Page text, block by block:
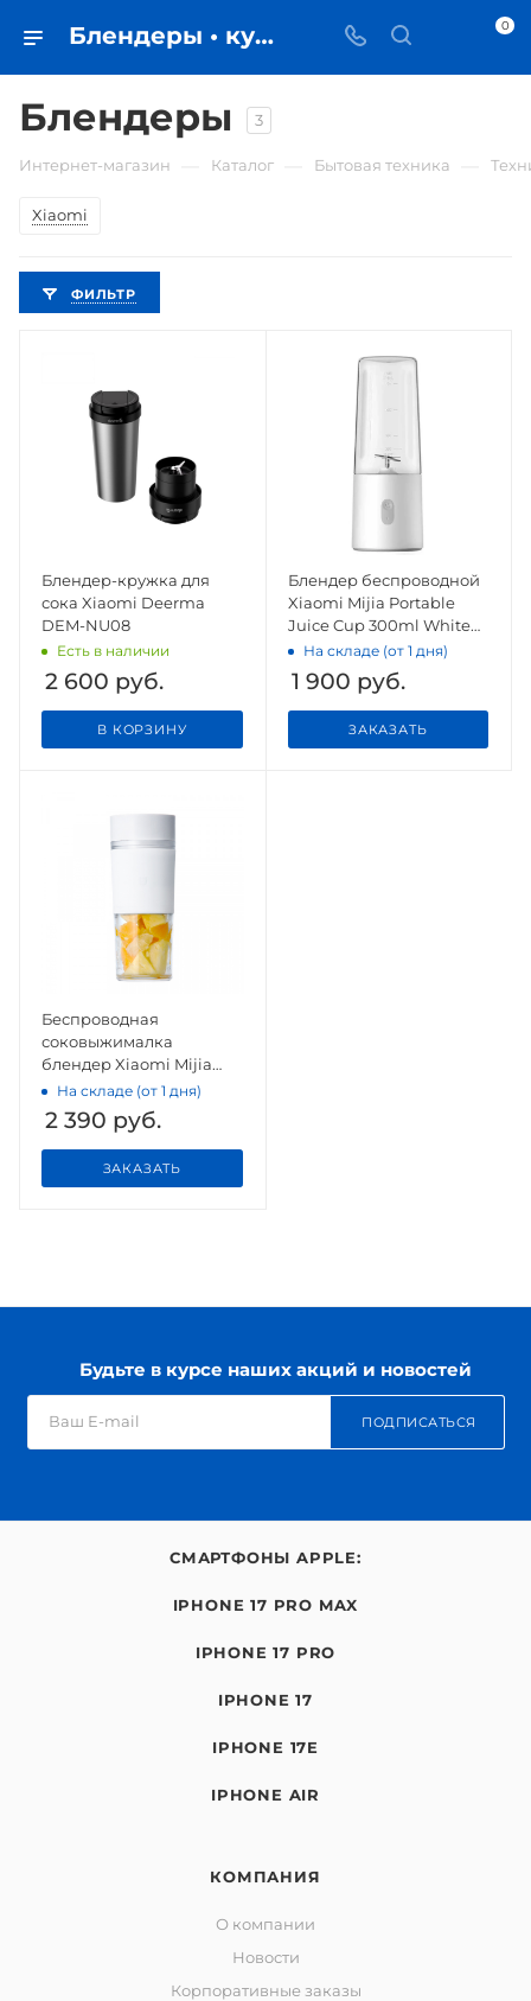
Блендеры • купить в Самаре по низкой цене - iЧехол 0
Блендеры 3
Интернет-магазин Каталог Бытовая техника
Xiaomi
ФИЛЬТР
Блендер-кружка для
сока Xiaomi Deerma
DEM-NU08
Есть в наличии
2 600 руб.
В КОРЗИНУ
Блендер беспроводной
Xiaomi Mijia Portable
Juice Cup 300ml White
(MJZZB01PL)
На складе (от 1 дня)
1 900 руб.
ЗАКАЗАТЬ
Беспроводная
соковыжималка
блендер Xiaomi Mijia
Portable Juicer Cup
(MJZZB01PL) 300ml
На складе (от 1 дня)
2 390 руб.
ЗАКАЗАТЬ
Будьте в курсе наших акций и новостей
ПОДПИСАТЬСЯ
СМАРТФОНЫ APPLE:
IPHONE 17 PRO MAX
IPHONE 17 PRO
IPHONE 17
IPHONE 17E
IPHONE AIR
КОМПАНИЯ
О компании
Новости
Корпоративные заказы